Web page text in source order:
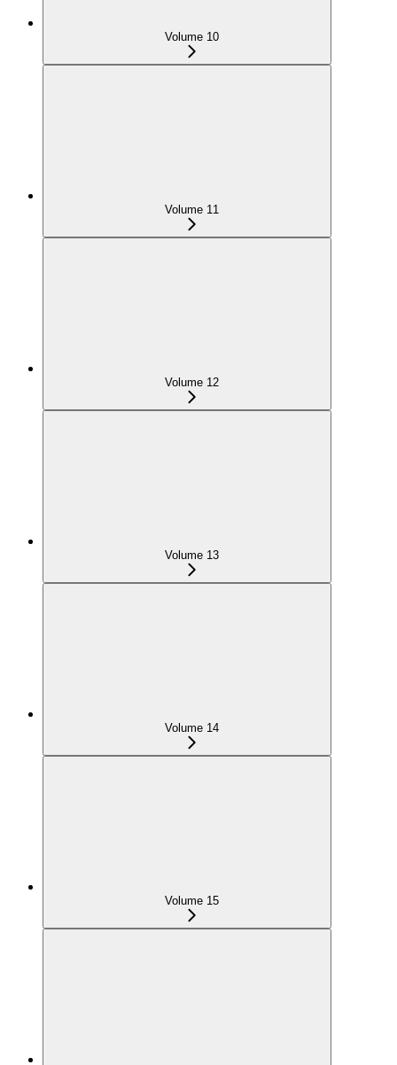
Volume 10
Volume 11
Volume 12
Volume 13
Volume 14
Volume 15